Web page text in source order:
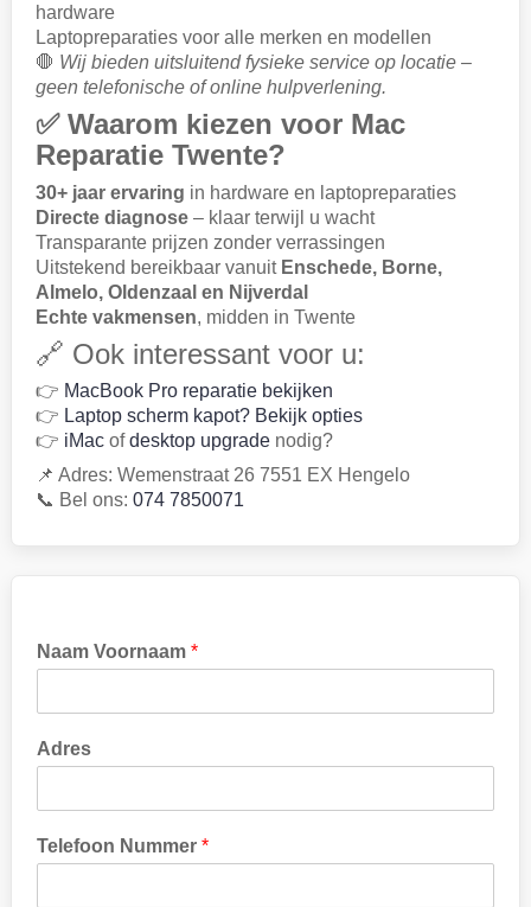
hardware
Laptopreparaties voor alle merken en modellen
🛑 Wij bieden uitsluitend fysieke service op locatie –
geen telefonische of online hulpverlening.
✅ Waarom kiezen voor Mac
Reparatie Twente?
30+ jaar ervaring in hardware en laptopreparaties
Directe diagnose – klaar terwijl u wacht
Transparante prijzen zonder verrassingen
Uitstekend bereikbaar vanuit Enschede, Borne,
Almelo, Oldenzaal en Nijverdal
Echte vakmensen, midden in Twente
🔗 Ook interessant voor u:
👉 MacBook Pro reparatie bekijken
👉 Laptop scherm kapot? Bekijk opties
👉 iMac ofdesktop upgrade nodig?
📌 Adres: Wemenstraat 26 7551 EX Hengelo
📞 Bel ons: 074 7850071
Naam Voornaam *
Adres
Telefoon Nummer *